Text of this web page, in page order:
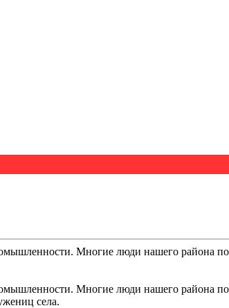
Многие люди нашего района
Многие люди нашего района
села.